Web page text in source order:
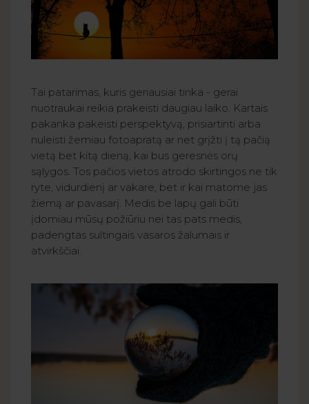
Tai patarimas, kuris geriausiai tinka - gerai
nuotraukai reikia prakeisti daugiau laiko. Kartais
pakanka pakeisti perspektyvą, prisiartinti arba
nuleisti žemiau fotoapratą ar net grįžti į tą pačią
vietą bet kitą dieną, kai bus geresnės orų
sąlygos. Tos pačios vietos atrodo skirtingos ne tik
ryte, vidurdienį ar vakare, bet ir kai matome jas
žiemą ar pavasarį. Medis be lapų gali būti
įdomiau mūsų požiūriu nei tas pats medis,
padengtas sultingais vasaros žalumais ir
atvirkščiai.